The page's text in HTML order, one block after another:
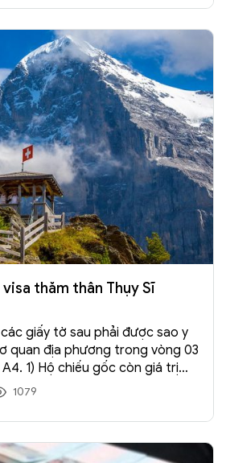
thăm thân Thụy Sĩ
các giấy tờ sau phải được sao y
quan địa phương trong vòng 03
1) Hộ chiếu gốc còn giá trị
kết thúc chuyến đi có ký tên
03, còn ít […] Xem →
1079